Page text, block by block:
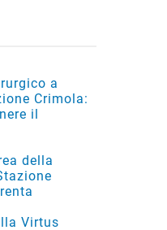
a
Crimola:
il
della
Virtus